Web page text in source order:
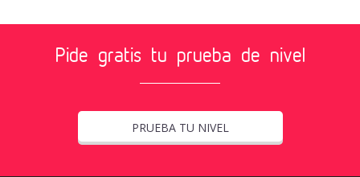
Pide gratis tu prueba de nivel
PRUEBA TU NIVEL